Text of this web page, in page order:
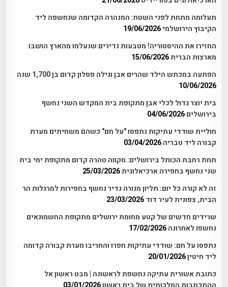
תעלומה מתחת לפני השטח: המנהרה הקדומה שנחשפה ליד
הקיבוץ הירושלמי19/06/2026
החזירו את ההיסטוריה! מטבעות נדירים שנעלמו מהארץ הושבו
מארצות הברית15/06/2026
הפתעה במכתש הילד שהרים אבן וגילה פסלון קדום בן 1,700 שנה
10/06/2026
בית יוצר גדול לכלי אבן מתקופת בית המקדש השני נחשף
בירושלים 04/06/2026
חוליית שודדי עתיקות נתפסו "על חם" כשהם משחיתים מערת
קבורה ליד טבריה 03/04/2026
תחת רחבת הכותל בירושלים: מקווה טהרה קדום מתקופת ימי בית
שני נחשף בחפירה ארכיאלוגית25/03/2026
זה לא קורה כל יום: תליון מנורה נדיר נחשף בחפירות למרגלות הר
הבית, צפונית לעיר דוד 23/03/2026
שרידים חדשים של קטע מחומת ירושלים מתקופת החשמונאים
נחשפו לאחרונה 17/02/2026
נתפסו על חם: שודדי עתיקות חפרו והחריבו מערת קבורה קדומה
ליד חיטין20/01/2026
כתובת אשורית עתיקה נחשפת לראשונה | מבט ראשון אל